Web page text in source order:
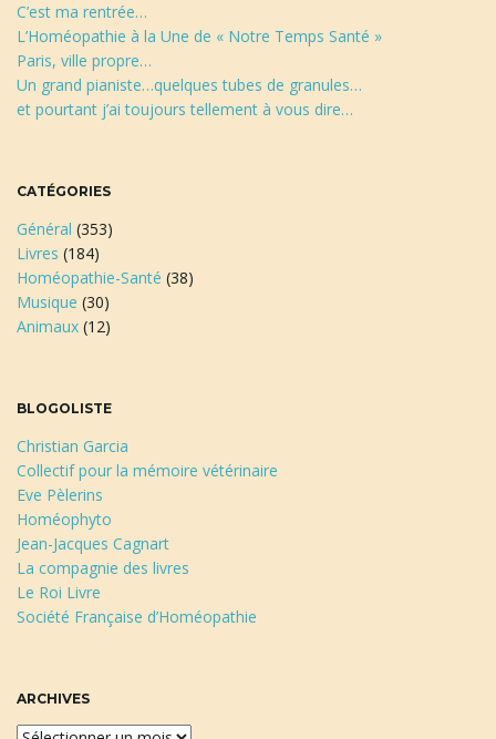
C’est ma rentrée…
L’Homéopathie à la Une de « Notre Temps Santé »
Paris, ville propre…
Un grand pianiste…quelques tubes de granules…
et pourtant j’ai toujours tellement à vous dire…
CATÉGORIES
Général (353)
Livres (184)
Homéopathie-Santé (38)
Musique (30)
Animaux (12)
BLOGOLISTE
Christian Garcia
Collectif pour la mémoire vétérinaire
Eve Pèlerins
Homéophyto
Jean-Jacques Cagnart
La compagnie des livres
Le Roi Livre
Société Française d’Homéopathie
ARCHIVES